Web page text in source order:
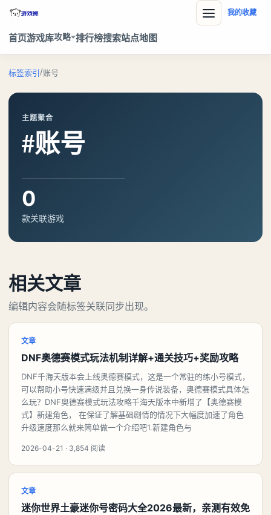
首页游戏库攻略 排行榜搜索站点地图
我的收藏
标签索引/账号
主题聚合
#账号
0
款关联游戏
相关文章
编辑内容会随标签关联同步出现。
文章
DNF奥德赛模式玩法机制详解+通关技巧+奖励攻略
DNF千海天版本会上线奥德赛模式，这是一个常驻的练小号模式，
可以帮助小号快速满级并且兑换一身传说装备，奥德赛模式具体怎
么玩？DNF奥德赛模式玩法攻略千海天版本中新增了【奥德赛模
式】新建角色， 在保证了解基础剧情的情况下大幅度加速了角色
升级速度那么就来简单做一个介绍吧1.新建角色与
2026-04-21 · 3,854 阅读
文章
迷你世界土豪迷你号密码大全2026最新，亲测有效免